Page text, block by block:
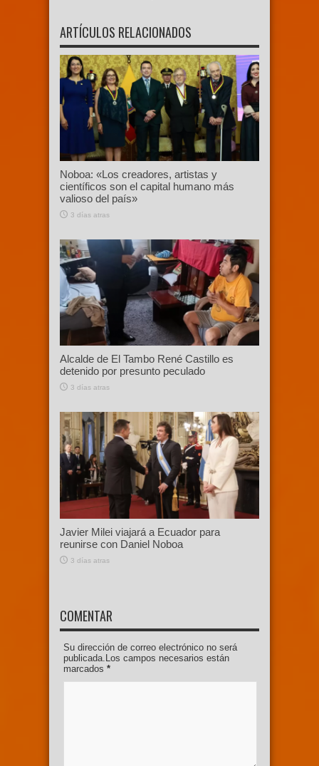
ARTÍCULOS RELACIONADOS
Noboa: «Los creadores, artistas y
científicos son el capital humano más
valioso del país»
3 días atras
Alcalde de El Tambo René Castillo es
detenido por presunto peculado
3 días atras
Javier Milei viajará a Ecuador para
reunirse con Daniel Noboa
3 días atras
COMENTAR
Su dirección de correo electrónico no será
publicada.Los campos necesarios están
marcados *